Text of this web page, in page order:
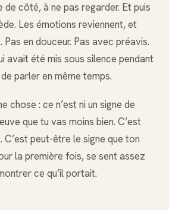
côté, à ne pas regarder. Et puis
Les émotions reviennent, et
en douceur. Pas avec préavis.
avait été mis sous silence pendant
parler en même temps.
chose : ce n’est ni un signe de
que tu vas moins bien. C’est
peut-être le signe que ton
la première fois, se sent assez
ce qu’il portait.